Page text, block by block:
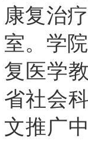
康复治
室。学
复医学
省社会
文推广